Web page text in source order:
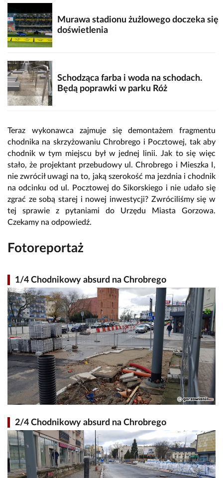
Murawa stadionu żużlowego doczeka się
doświetlenia
Schodząca farba i woda na schodach.
Będą poprawki w parku Róż
Teraz wykonawca zajmuje się demontażem fragmentu
chodnika na skrzyżowaniu Chrobrego i Pocztowej, tak aby
chodnik w tym miejscu był w jednej linii. Jak to się więc
stało, że projektant przebudowy ul. Chrobrego i Mieszka I,
nie zwrócił uwagi na to, jaką szerokość ma jezdnia i chodnik
na odcinku od ul. Pocztowej do Sikorskiego i nie udało się
zgrać ze sobą starej i nowej inwestycji? Zwróciliśmy się w
tej sprawie z pytaniami do Urzędu Miasta Gorzowa.
Czekamy na odpowiedź.
Fotoreportaż
1/4 Chodnikowy absurd na Chrobrego
2/4 Chodnikowy absurd na Chrobrego